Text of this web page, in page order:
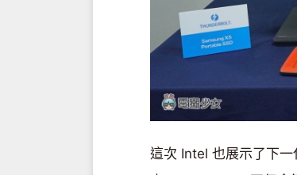
這次 Intel 也展示了下